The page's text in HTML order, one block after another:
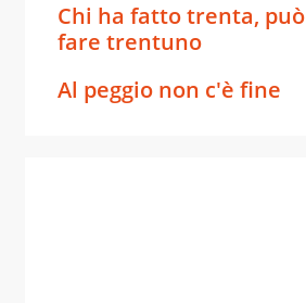
Chi ha fatto trenta, può
fare trentuno
Al peggio non c'è fine